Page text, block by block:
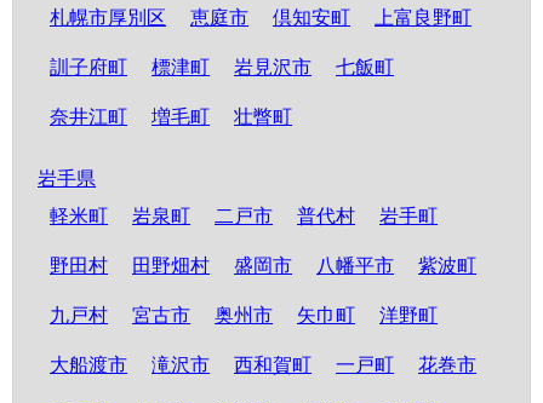
札幌市厚別区 恵庭市 倶知安町 上富良野町
訓子府町 標津町 岩見沢市 七飯町
奈井江町 増毛町 壮瞥町
岩手県
軽米町
岩泉町 二戸市 普代村 岩手町
野田村 田野畑村 盛岡市 八幡平市 紫波町
九戸村 宮古市 奥州市 矢巾町 洋野町
大船渡市 滝沢市 西和賀町 一戸町 花巻市